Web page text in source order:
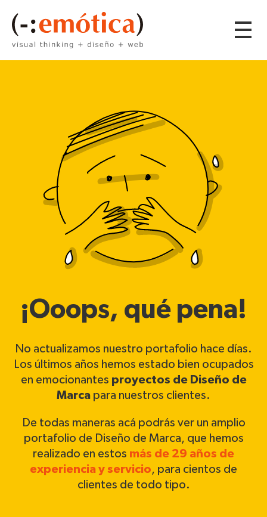
¡Ooops, qué pena!
No actualizamos nuestro portafolio hace días.
Los últimos años hemos estado bien ocupados
en emocionantes proyectos de Diseño de
Marca para nuestros clientes.
De todas maneras acá podrás ver un amplio
portafolio de Diseño de Marca, que hemos
realizado en estos más de 29 años de
experiencia y servicio, para cientos de
clientes de todo tipo.